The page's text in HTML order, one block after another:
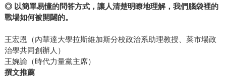
◎ 以簡單易懂的問答方式，讓人清楚明瞭地理解，我們腦袋裡的
戰場如何被開闢的。
王宏恩（內華達大學拉斯維加斯分校政治系助理教授、菜市場政
治學共同創辦人）
王婉諭（時代力量黨主席）
撰文推薦